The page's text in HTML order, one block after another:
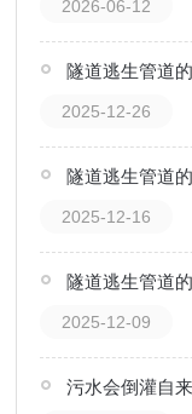
2026-06-12
隧道逃生管道
2025-12-26
隧道逃生管道
2025-12-16
隧道逃生管道
2025-12-09
污水会倒灌自